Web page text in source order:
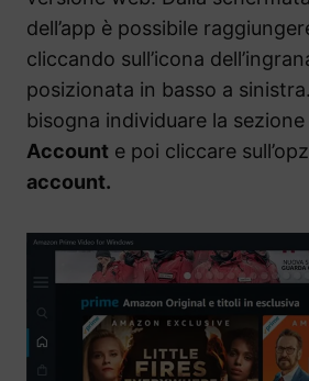
dell’app è possibile
cliccando sull’icona
posizionata in basso a
bisogna individuare la
Account e poi cliccare
account.